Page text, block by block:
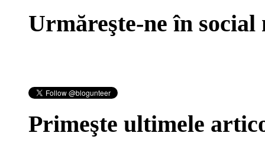
Urmăreşte-ne în social
Primeşte ultimele